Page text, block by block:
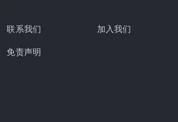
联系我们
加入我们
免责声明